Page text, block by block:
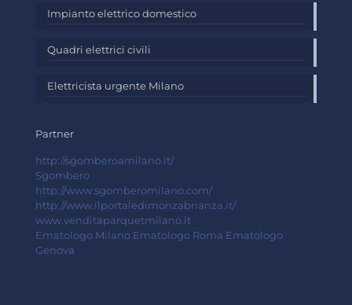
Impianto elettrico domestico
Quadri elettrici civili
Elettricista urgente Milano
Partner
http://sgomberoamilano.it/
Sgombero
http://www.sgomberomilano.com/
http://www.ilportaledimonzabrianza.it/
www.venditaparquetmilano.it
Ematologo Milano Ematologo Roma Ematologo
Genova